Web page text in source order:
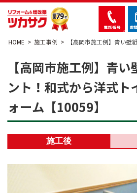
HOME 施工事例 【高岡市施工例】青い壁
【高岡市施工例】青
ント！和式から洋式ト
ォーム【10059】
施工後